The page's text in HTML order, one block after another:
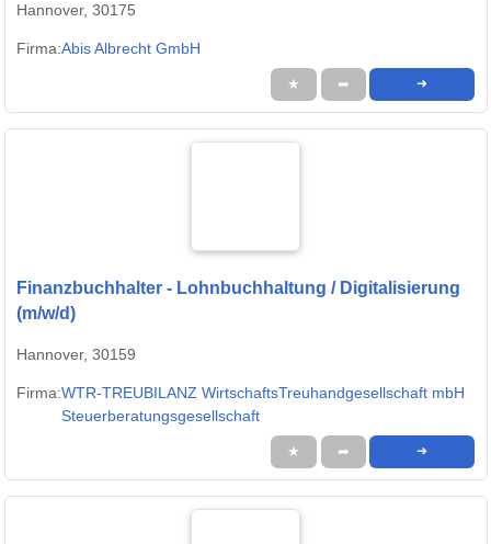
Hannover, 30175
Firma:Abis Albrecht GmbH
★ ➦ ➜
Finanzbuchhalter - Lohnbuchhaltung / Digitalisierung
(m/w/d)
Hannover, 30159
Firma:WTR-TREUBILANZ WirtschaftsTreuhandgesellschaft mbH
Steuerberatungsgesellschaft
★ ➦ ➜